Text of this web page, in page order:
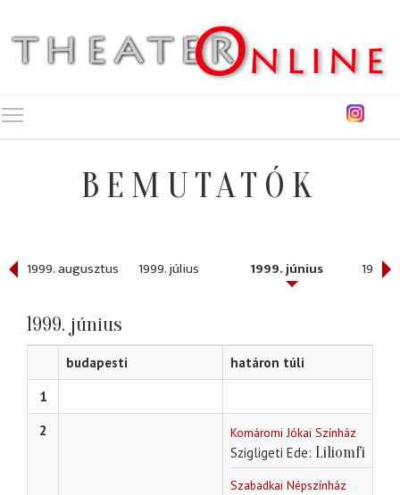
BEMUTATÓK
1999. augusztus 1999. július 1999. június 1999.
1999. június
budapesti
határon túli
1
2
Komáromi Jókai Színház
Szigligeti Ede Liliomfi
Szabadkai Népszínház